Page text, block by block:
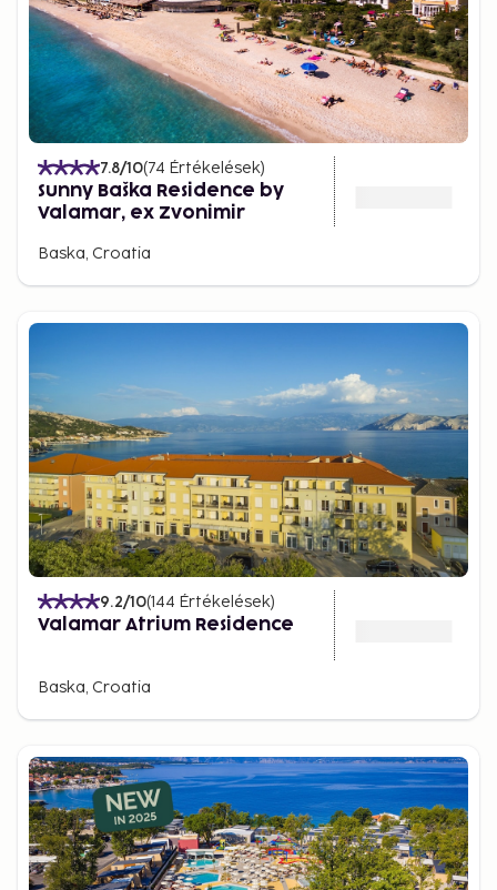
7.8/10(74 Értékelések)
Sunny Baška Residence by
Valamar, ex Zvonimir
Baska, Croatia
9.2/10(144 Értékelések)
Valamar Atrium Residence
Baska, Croatia